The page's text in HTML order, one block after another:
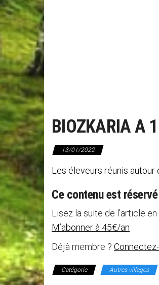
BIOZKARIA A
13/01/2022
Les éleveurs réunis autour
Ce contenu est
Lisez la suite de l’article
M’abonner à 45€/an
Déjà membre ?
Catégorie Autres villages